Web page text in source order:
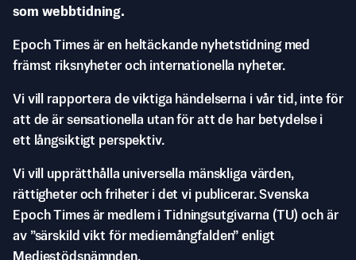
som webbtidning.
Epoch Times är en heltäckande nyhetstidning med
främst riksnyheter och internationella nyheter.
Vi vill rapportera de viktiga händelserna i vår tid, inte för
att de är sensationella utan för att de har betydelse i
ett långsiktigt perspektiv.
Vi vill upprätthålla universella mänskliga värden,
rättigheter och friheter i det vi publicerar. Svenska
Epoch Times är medlem i Tidningsutgivarna (TU) och är
av ”särskild vikt för mediemångfalden” enligt
Mediestödsnämnden.